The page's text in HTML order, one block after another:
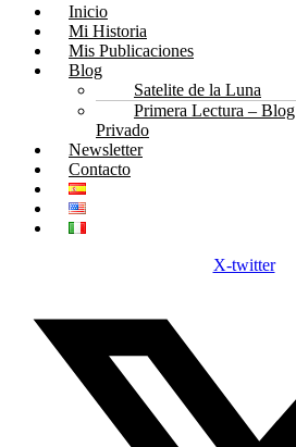
Inicio
Mi Historia
Mis Publicaciones
Blog
Satelite de la Luna
Primera Lectura – Blog
Privado
Newsletter
Contacto
X-twitter